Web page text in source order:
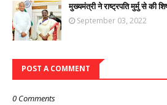
मुख्यमंत्री ने राष्ट्रपति मुर्मु से की
September 03, 2022
POST A COMMENT
0 Comments